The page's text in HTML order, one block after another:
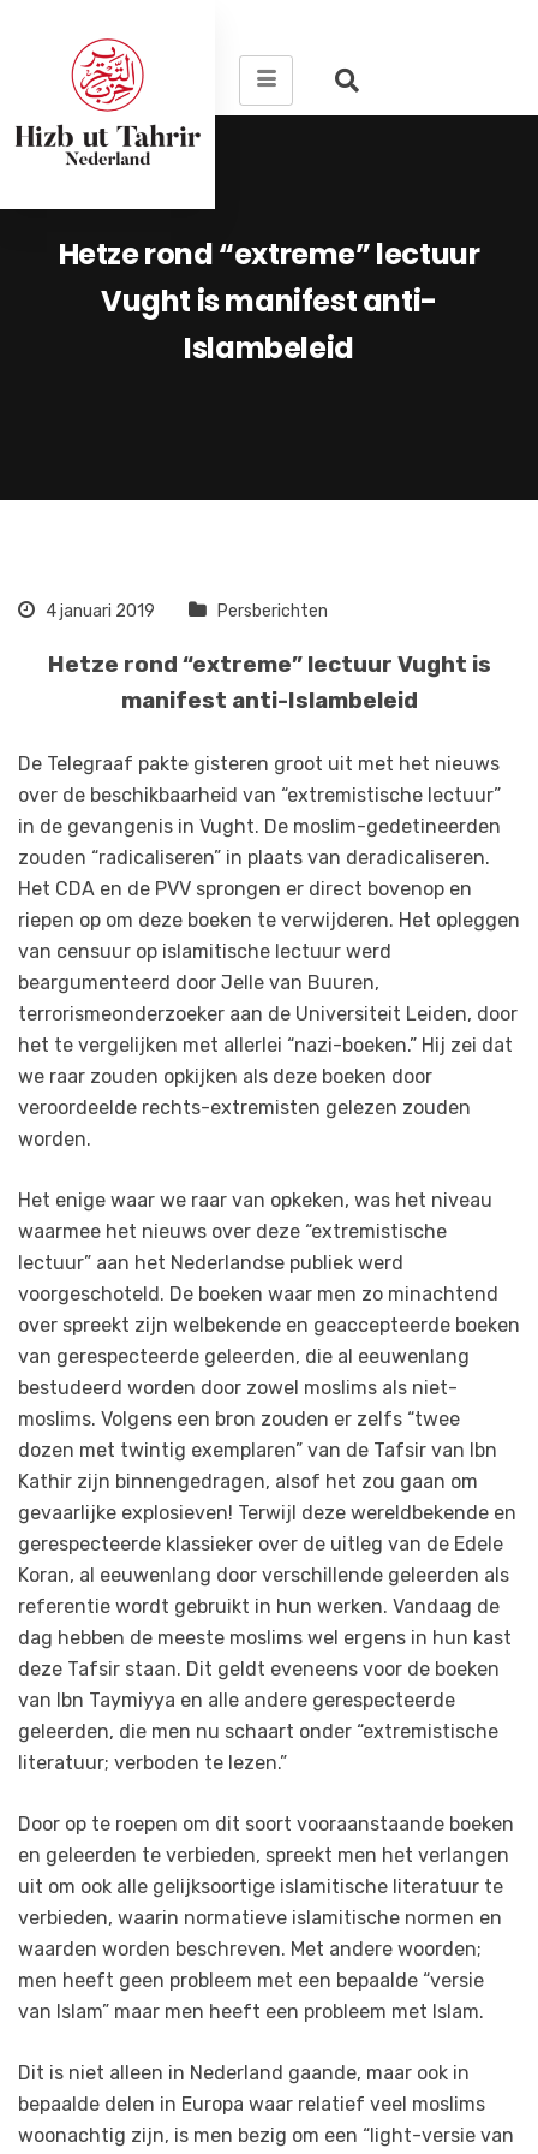
Hetze rond “extreme” lectuur
Vught is manifest anti-
Islambeleid
4 januari 2019 Persberichten
Hetze rond “extreme” lectuur Vught is
manifest anti-Islambeleid
De Telegraaf pakte gisteren groot uit met het nieuws
over de beschikbaarheid van “extremistische lectuur”
in de gevangenis in Vught. De moslim-gedetineerden
zouden “radicaliseren” in plaats van deradicaliseren.
Het CDA en de PVV sprongen er direct bovenop en
riepen op om deze boeken te verwijderen. Het opleggen
van censuur op islamitische lectuur werd
beargumenteerd door Jelle van Buuren,
terrorismeonderzoeker aan de Universiteit Leiden, door
het te vergelijken met allerlei “nazi-boeken.” Hij zei dat
we raar zouden opkijken als deze boeken door
veroordeelde rechts-extremisten gelezen zouden
worden.
Het enige waar we raar van opkeken, was het niveau
waarmee het nieuws over deze “extremistische
lectuur” aan het Nederlandse publiek werd
voorgeschoteld. De boeken waar men zo minachtend
over spreekt zijn welbekende en geaccepteerde boeken
van gerespecteerde geleerden, die al eeuwenlang
bestudeerd worden door zowel moslims als niet-
moslims. Volgens een bron zouden er zelfs “twee
dozen met twintig exemplaren” van de Tafsir van Ibn
Kathir zijn binnengedragen, alsof het zou gaan om
gevaarlijke explosieven! Terwijl deze wereldbekende en
gerespecteerde klassieker over de uitleg van de Edele
Koran, al eeuwenlang door verschillende geleerden als
referentie wordt gebruikt in hun werken. Vandaag de
dag hebben de meeste moslims wel ergens in hun kast
deze Tafsir staan. Dit geldt eveneens voor de boeken
van Ibn Taymiyya en alle andere gerespecteerde
geleerden, die men nu schaart onder “extremistische
literatuur; verboden te lezen.”
Door op te roepen om dit soort vooraanstaande boeken
en geleerden te verbieden, spreekt men het verlangen
uit om ook alle gelijksoortige islamitische literatuur te
verbieden, waarin normatieve islamitische normen en
waarden worden beschreven. Met andere woorden;
men heeft geen probleem met een bepaalde “versie
van Islam” maar men heeft een probleem met Islam.
Dit is niet alleen in Nederland gaande, maar ook in
bepaalde delen in Europa waar relatief veel moslims
woonachtig zijn, is men bezig om een “light-versie van